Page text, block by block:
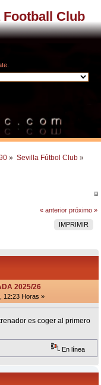
Football Club
» Sevilla Fútbol Club »
« anterior próximo »
IMPRIMIR
2025/26
12:23 Horas »
es coger al primero
En línea